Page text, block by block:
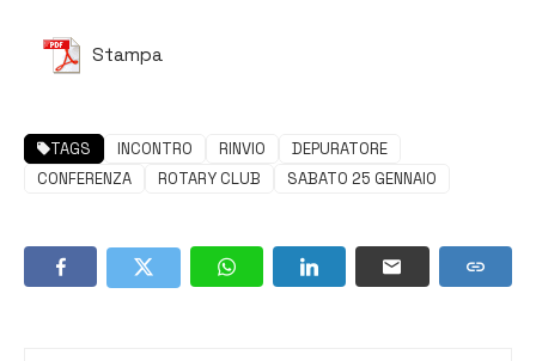
Stampa
TAGS INCONTRO RINVIO
DEPURATORE
CONFERENZA
ROTARY CLUB SABATO 25 GENNAIO